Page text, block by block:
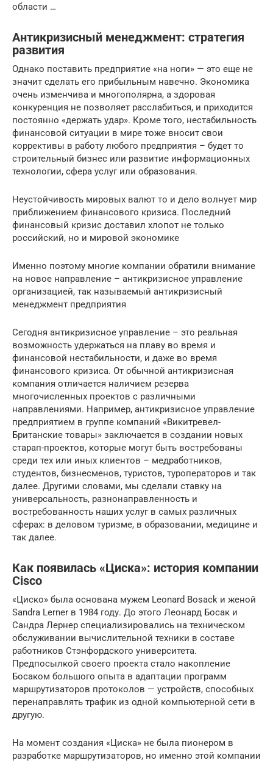
области …
Антикризисный менеджмент: стратегия
развития
Однако поставить предприятие «на ноги» — это еще не
значит сделать его прибыльным навечно. Экономика
очень изменчива и многополярна, а здоровая
конкуренция не позволяет расслабиться, и приходится
постоянно «держать удар». Кроме того, нестабильность
финансовой ситуации в мире тоже вносит свои
коррективы в работу любого предприятия – будет то
строительный бизнес или развитие информационных
технологии, сфера услуг или образования.
Неустойчивость мировых валют то и дело волнует мир
приближением финансового кризиса. Последний
финансовый кризис доставил хлопот не только
российский, но и мировой экономике
Именно поэтому многие компании обратили внимание
на новое направление – антикризисное управление
организацией, так называемый антикризисный
менеджмент предприятия
Сегодня антикризисное управление – это реальная
возможность удержаться на плаву во время и
финансовой нестабильности, и даже во время
финансового кризиса. От обычной антикризисная
компания отличается наличием резерва
многочисленных проектов с различными
направлениями. Например, антикризисное управление
предприятием в группе компаний «Викитревел-
Британские товары» заключается в создании новых
старап-проектов, которые могут быть востребованы
среди тех или иных клиентов – медработников,
студентов, бизнесменов, туристов, туроператоров и так
далее. Другими словами, мы сделали ставку на
универсальность, разнонаправленность и
востребованность наших услуг в самых различных
сферах: в деловом туризме, в образовании, медицине и
так далее.
Как появилась «Циска»: история компании
Cisco
«Циско» была основана мужем Leonard Bosack и женой
Sandra Lerner в 1984 году. До этого Леонард Босак и
Сандра Лернер специализировались на техническом
обслуживании вычислительной техники в составе
работников Стэнфордского университета.
Предпосылкой своего проекта стало накопление
Босаком большого опыта в адаптации программ
маршрутизаторов протоколов — устройств, способных
перенаправлять трафик из одной компьютерной сети в
другую.
На момент создания «Циска» не была пионером в
разработке маршрутизаторов, но именно этой компании